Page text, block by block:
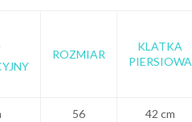
ROZMIAR
KLATKA
PIERSIOWA
56 42 cm